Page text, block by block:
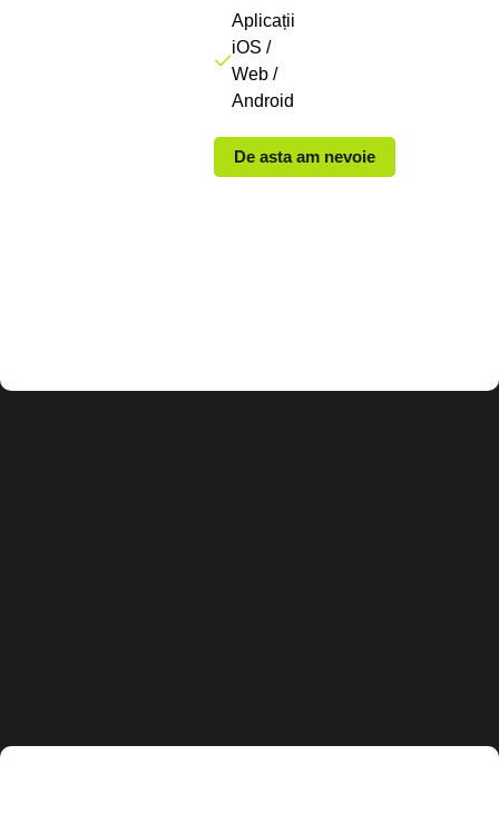
Aplicații
iOS /
Web /
Android
De asta am nevoie